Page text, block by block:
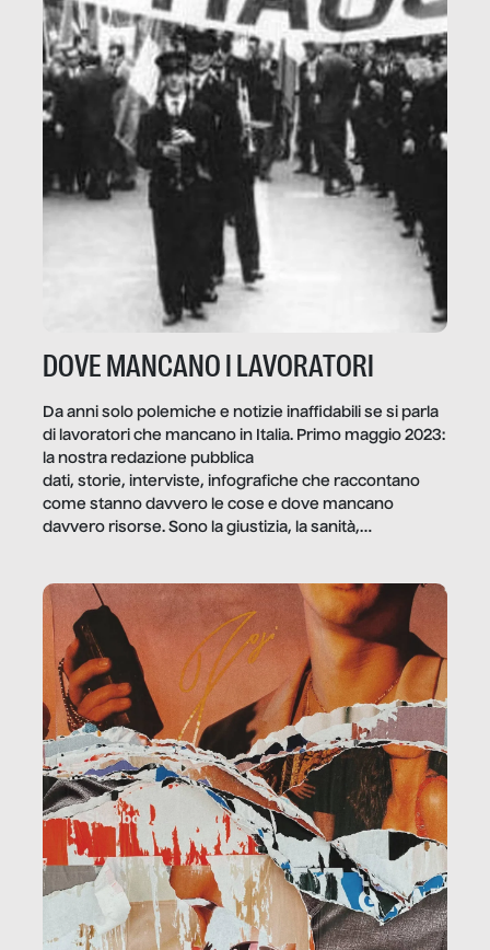
DOVE MANCANO I LAVORATORI
Da anni solo polemiche e notizie inaffidabili se si parla
di lavoratori che mancano in Italia. Primo maggio 2023:
la nostra redazione pubblica
dati, storie, interviste, infografiche che raccontano
come stanno davvero le cose e dove mancano
davvero risorse. Sono la giustizia, la sanità,